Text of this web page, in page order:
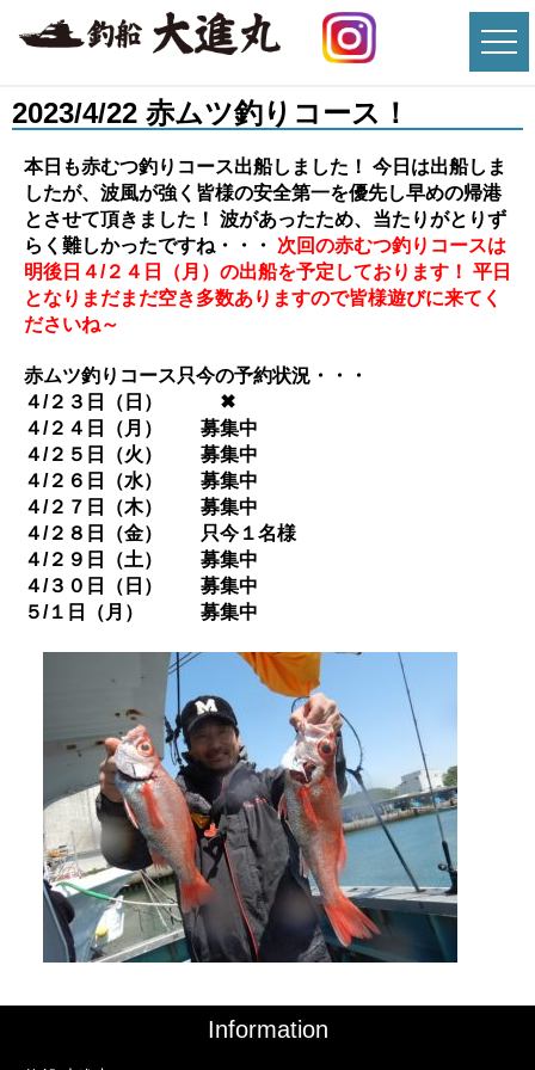
2023/4/22 赤ムツ釣りコース！
本日も赤むつ釣りコース出船しました！ 今日は出船しま
したが、波風が強く皆様の安全第一を優先し早めの帰港
とさせて頂きました！ 波があったため、当たりがとりず
らく難しかったですね・・・ 次回の赤むつ釣りコースは
明後日４/２４日（月）の出船を予定しております！ 平日
となりまだまだ空き多数ありますので皆様遊びに来てく
ださいね～
赤ムツ釣りコース只今の予約状況・・・
４/２３日（日） ✖
４/２４日（月） 募集中
４/２５日（火） 募集中
４/２６日（水） 募集中
４/２７日（木） 募集中
４/２８日（金） 只今１名様
４/２９日（土） 募集中
４/３０日（日） 募集中
５/１日（月） 募集中
Information